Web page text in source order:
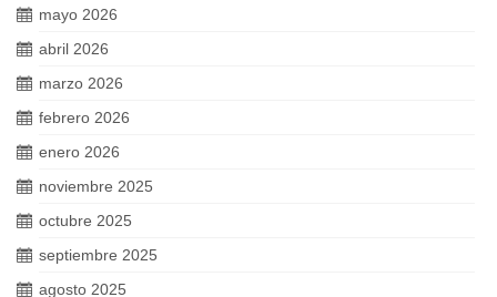
mayo 2026
abril 2026
marzo 2026
febrero 2026
enero 2026
noviembre 2025
octubre 2025
septiembre 2025
agosto 2025